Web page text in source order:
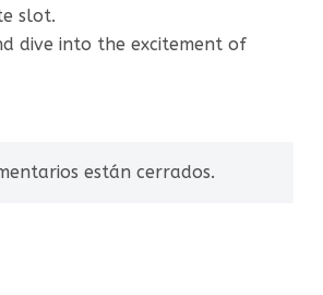
slot.
dive into the excitement of
están cerrados.